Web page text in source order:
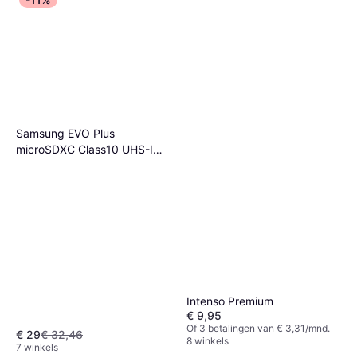
Samsung EVO Plus
microSDXC Class10 UHS-I
€ 29€ 32,46
7 winkels
Intenso Premium
€ 9,95
Of 3 betalingen van € 3,31/mnd.
8 winkels